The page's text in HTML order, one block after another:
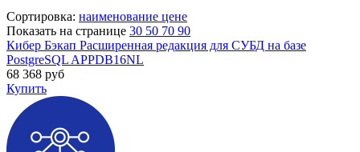
Сортировка: наименование цене
Показать на странице 30 50 70 90
Кибер Бэкап Расширенная редакция для СУБД на базе
PostgreSQL APPDB16NL
68 368 руб
Купить